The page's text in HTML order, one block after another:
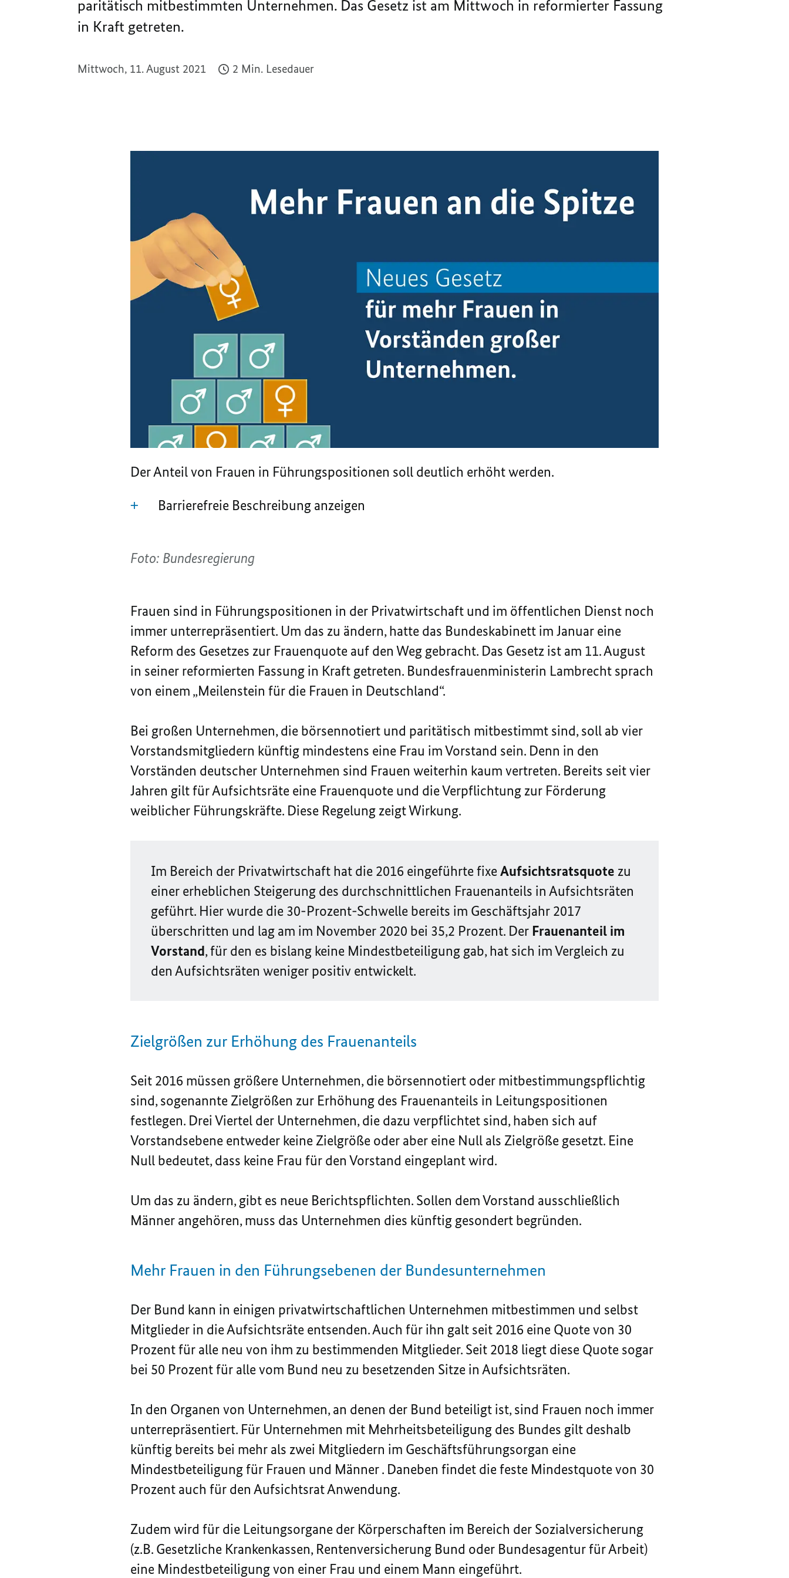
paritätisch mitbestimmten Unternehmen. Das Gesetz ist am Mittwoch in reformierter Fassung
in Kraft getreten.
Mittwoch, 11. August 2021 2 Min. Lesedauer
Der Anteil von Frauen in Führungspositionen soll deutlich erhöht werden.
Barrierefreie Beschreibung anzeigen
Foto: Bundesregierung
Frauen sind in Führungspositionen in der Privatwirtschaft und im öffentlichen Dienst noch
immer unterrepräsentiert. Um das zu ändern, hatte das Bundeskabinett im Januar eine
Reform des Gesetzes zur Frauenquote auf den Weg gebracht. Das Gesetz ist am 11. August
in seiner reformierten Fassung in Kraft getreten. Bundesfrauenministerin Lambrecht sprach
von einem „Meilenstein für die Frauen in Deutschland“.
Bei großen Unternehmen, die börsennotiert und paritätisch mitbestimmt sind, soll ab vier
Vorstandsmitgliedern künftig mindestens eine Frau im Vorstand sein. Denn in den
Vorständen deutscher Unternehmen sind Frauen weiterhin kaum vertreten. Bereits seit vier
Jahren gilt für Aufsichtsräte eine Frauenquote und die Verpflichtung zur Förderung
weiblicher Führungskräfte. Diese Regelung zeigt Wirkung.
Im Bereich der Privatwirtschaft hat die 2016 eingeführte fixe Aufsichtsratsquote zu
einer erheblichen Steigerung des durchschnittlichen Frauenanteils in Aufsichtsräten
geführt. Hier wurde die 30-Prozent-Schwelle bereits im Geschäftsjahr 2017
überschritten und lag am im November 2020 bei 35,2 Prozent. Der Frauenanteil im
Vorstand, für den es bislang keine Mindestbeteiligung gab, hat sich im Vergleich zu
den Aufsichtsräten weniger positiv entwickelt.
Zielgrößen zur Erhöhung des Frauenanteils
Seit 2016 müssen größere Unternehmen, die börsennotiert oder mitbestimmungspflichtig
sind, sogenannte Zielgrößen zur Erhöhung des Frauenanteils in Leitungspositionen
festlegen. Drei Viertel der Unternehmen, die dazu verpflichtet sind, haben sich auf
Vorstandsebene entweder keine Zielgröße oder aber eine Null als Zielgröße gesetzt. Eine
Null bedeutet, dass keine Frau für den Vorstand eingeplant wird.
Um das zu ändern, gibt es neue Berichtspflichten. Sollen dem Vorstand ausschließlich
Männer angehören, muss das Unternehmen dies künftig gesondert begründen.
Mehr Frauen in den Führungsebenen der Bundesunternehmen
Der Bund kann in einigen privatwirtschaftlichen Unternehmen mitbestimmen und selbst
Mitglieder in die Aufsichtsräte entsenden. Auch für ihn galt seit 2016 eine Quote von 30
Prozent für alle neu von ihm zu bestimmenden Mitglieder. Seit 2018 liegt diese Quote sogar
bei 50 Prozent für alle vom Bund neu zu besetzenden Sitze in Aufsichtsräten.
In den Organen von Unternehmen, an denen der Bund beteiligt ist, sind Frauen noch immer
unterrepräsentiert. Für Unternehmen mit Mehrheitsbeteiligung des Bundes gilt deshalb
künftig bereits bei mehr als zwei Mitgliedern im Geschäftsführungsorgan eine
Mindestbeteiligung für Frauen und Männer . Daneben findet die feste Mindestquote von 30
Prozent auch für den Aufsichtsrat Anwendung.
Zudem wird für die Leitungsorgane der Körperschaften im Bereich der Sozialversicherung
(z.B. Gesetzliche Krankenkassen, Rentenversicherung Bund oder Bundesagentur für Arbeit)
eine Mindestbeteiligung von einer Frau und einem Mann eingeführt.